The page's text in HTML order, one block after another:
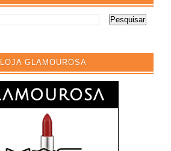
LOJA GLAMOUROSA